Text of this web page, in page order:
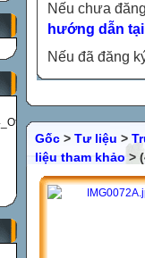
Nếu chưa
hướng dẫn
Nếu đã đăng
Gốc > Tư liệu >
liệu tham khảo >